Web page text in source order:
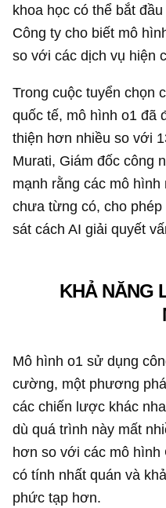
khoa học có thể bắt
Công ty cho biết mô
so với các dịch vụ hiện
Trong cuộc tuyển chọn
quốc tế, mô hình o1 đã
thiện hơn nhiều so với
Murati, Giám đốc công
mạnh rằng các mô
chưa từng có, cho
sát cách AI giải quyết
KHẢ NĂNG
Mô hình o1 sử dụng
cường, một phương
các chiến lược khác
dù quá trình này mất
hơn so với các mô
có tính nhất quán và
phức tạp hơn.